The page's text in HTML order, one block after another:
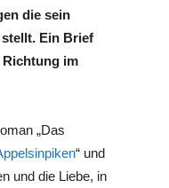
die sein
Ein Brief
Richtung im
„Das
“ und
und die Liebe, in